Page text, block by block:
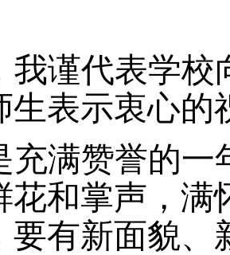
我谨代表学校
生表示衷心的
充满赞誉的
花和掌声，满
要有新面貌、